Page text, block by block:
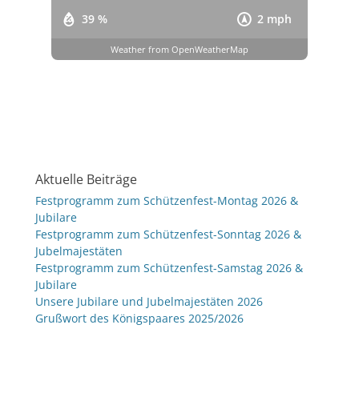
39 % 2 mph
Weather from OpenWeatherMap
Aktuelle Beiträge
Festprogramm zum Schützenfest-Montag 2026 &
Jubilare
Festprogramm zum Schützenfest-Sonntag 2026 &
Jubelmajestäten
Festprogramm zum Schützenfest-Samstag 2026 &
Jubilare
Unsere Jubilare und Jubelmajestäten 2026
Grußwort des Königspaares 2025/2026